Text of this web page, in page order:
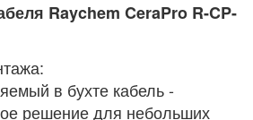
Raychem CeraPro R-CP-
в бухте кабель -
решение для небольших